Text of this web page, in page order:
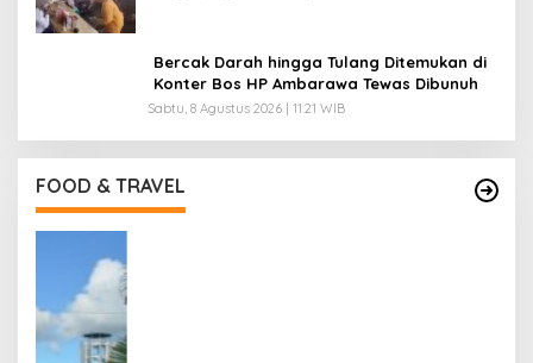
Bercak Darah hingga Tulang Ditemukan di
Konter Bos HP Ambarawa Tewas Dibunuh
Sabtu, 8 Agustus 2026 | 11:21 WIB
FOOD & TRAVEL
Batal ke Tempat Lain
Di Food & Travel |